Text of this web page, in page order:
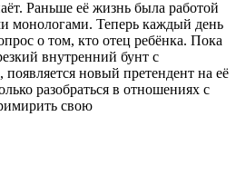
Раньше её жизнь была работой
Теперь каждый день
о том, кто отец ребёнка. Пока
внутренний бунт с
появляется новый претендент на её
разобраться в отношениях с
свою